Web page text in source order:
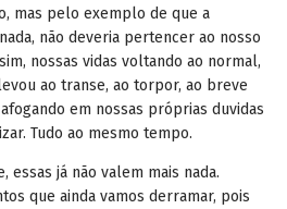
mas pelo exemplo de que a
não deveria pertencer ao nosso
nossas vidas voltando ao normal,
ao transe, ao torpor, ao breve
em nossas próprias duvidas
Tudo ao mesmo tempo.
essas já não valem mais nada.
que ainda vamos derramar, pois